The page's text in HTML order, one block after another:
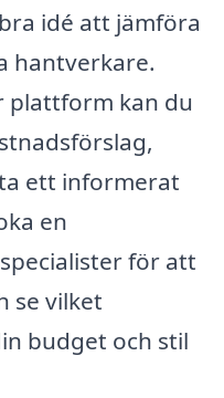
idé att jämföra
hantverkare.
plattform kan du
ett informerat
en
för att
se vilket
budget och stil